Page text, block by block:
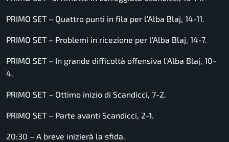
PRIMO SET – Quattro punti in fila per l’Alba Blaj, 14-11.
PRIMO SET – Problemi in ricezione per l’Alba Blaj, 14-7.
PRIMO SET – In grande difficoltà offensiva l’Alba Blaj, 10-
4.
PRIMO SET – Ottimo inizio di Scandicci, 7-2.
PRIMO SET – Parte avanti Scandicci, 2-1.
20:30 – A breve inizierà la sfida.